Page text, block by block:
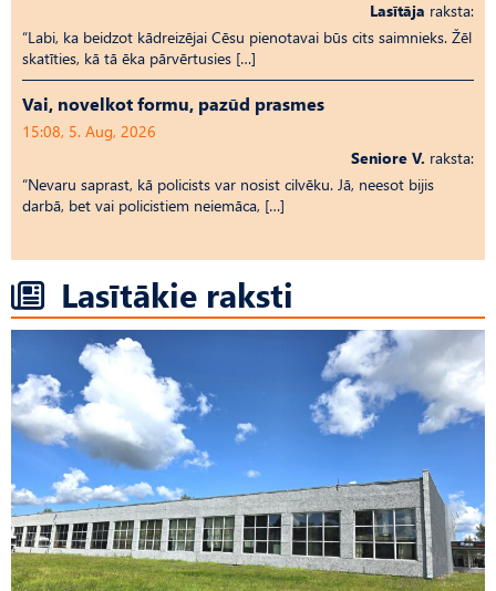
Lasītāja raksta:
“Labi, ka beidzot kādreizējai Cēsu pienotavai būs cits saimnieks. Žēl
skatīties, kā tā ēka pārvērtusies […]
Vai, novelkot formu, pazūd prasmes
15:08, 5. Aug, 2026
Seniore V. raksta:
“Nevaru saprast, kā policists var nosist cilvēku. Jā, neesot bijis
darbā, bet vai policistiem neiemāca, […]
Lasītākie raksti